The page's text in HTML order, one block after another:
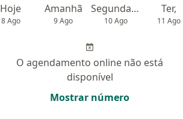
Hoje
8 Ago
Amanhã
9 Ago
Segunda-feira
10 Ago
Ter,
11 Ago
O agendamento online não está
disponível
Mostrar número